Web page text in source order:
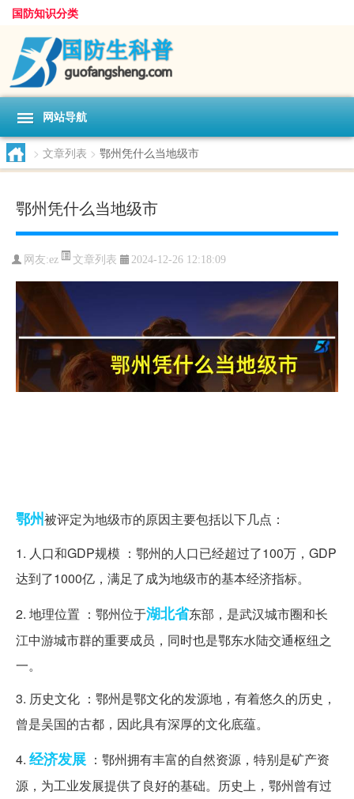
国防知识分类
网站导航
> 文章列表 > 鄂州凭什么当地级市
鄂州凭什么当地级市
网友:ez 文章列表 2024-12-26 12:18:09
鄂州被评定为地级市的原因主要包括以下几点：
1. 人口和GDP规模 ：鄂州的人口已经超过了100万，GDP
达到了1000亿，满足了成为地级市的基本经济指标。
2. 地理位置 ：鄂州位于湖北省东部，是武汉城市圈和长
江中游城市群的重要成员，同时也是鄂东水陆交通枢纽之
一。
3. 历史文化 ：鄂州是鄂文化的发源地，有着悠久的历史，
曾是吴国的古都，因此具有深厚的文化底蕴。
4. 经济发展 ：鄂州拥有丰富的自然资源，特别是矿产资
源，为工业发展提供了良好的基础。历史上，鄂州曾有过